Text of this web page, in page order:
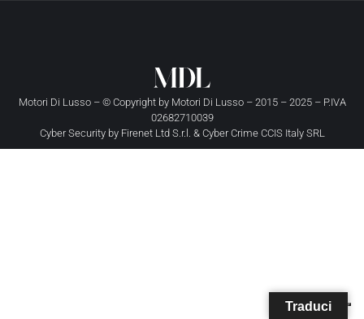
Motori Di Lusso – © Copyright by Motori Di Lusso– 2015 – 2025 – P.IVA
02682710039
Cyber Security by Firenet Ltd S.r.l. & Cyber Crime CCIS Italy SRL
Traduci